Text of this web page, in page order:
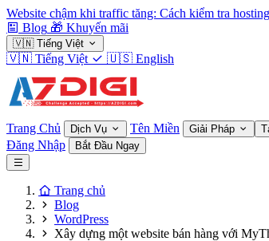
Website chậm khi traffic tăng: Cách kiểm tra
Blog 🎁 Khuyến mãi
🇻🇳 Tiếng Việt
🇻🇳 Tiếng Việt 🇺🇸 English
Trang Chủ Dịch Vụ Tên Miền Giải Pháp
Đăng Nhập Bắt Đầu Ngay
Trang chủ
Blog
WordPress
Xây dựng một website bán hàng với